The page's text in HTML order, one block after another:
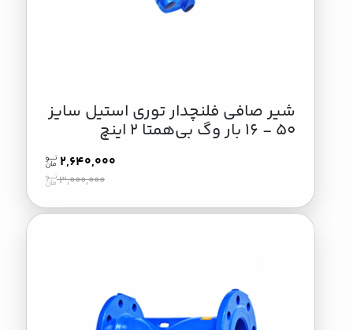
شیر صافی فلنچدار توری استیل سایز
50 - 16 بار وگ بی‌همتا 2 اینچ
2,640,000
3,000,000